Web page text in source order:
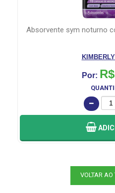
sym noturno com abas com 8
KIMBERLY -CLARK
R$ 4,99
VOLTAR AO